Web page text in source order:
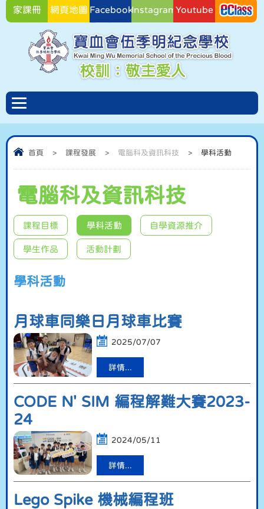
家課冊 網頁地圖 FacebookInstagramYoutube
首頁 > 課程發展 > 電腦科及資訊科技 > 學科活動
電腦科及資訊科技
課程目標 學科活動 自學資源推介
學生作品 活動計劃
學科活動
月球車同樂日月球車比賽
2025/07/07
詳情...
CODE N' SIM 編程解難大賽2023-
24
2024/05/11
詳情...
Lego Spike 機械編程班